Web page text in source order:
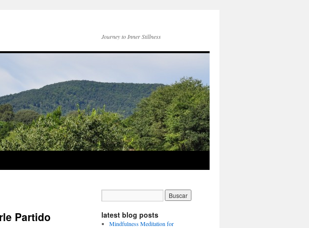
Journey to Inner Stillness
Partido latest blog posts
Mindfulness Meditation for